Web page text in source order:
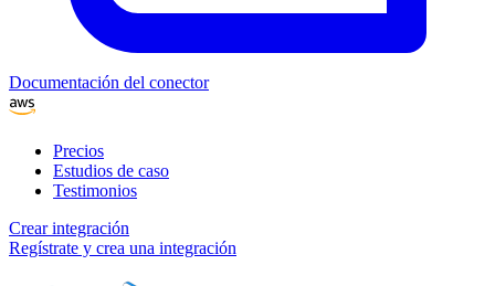
Documentación del conector
Precios
Estudios de caso
Testimonios
Crear integración
Regístrate y crea una integración